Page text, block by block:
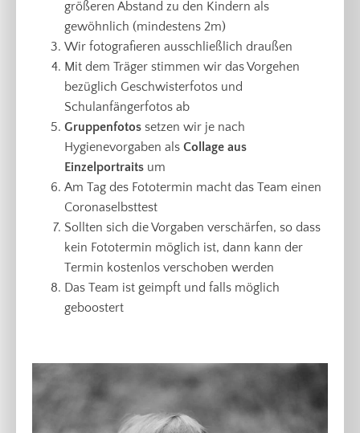
größeren Abstand zu den Kindern als
gewöhnlich (mindestens 2m)
Wir fotografieren ausschließlich draußen
Mit dem Träger stimmen wir das Vorgehen
bezüglich Geschwisterfotos und
Schulanfängerfotos ab
Gruppenfotos setzen wir je nach
Hygienevorgaben als Collage aus
Einzelportraits um
Am Tag des Fototermin macht das Team einen
Coronaselbsttest
Sollten sich die Vorgaben verschärfen, so dass
kein Fototermin möglich ist, dann kann der
Termin kostenlos verschoben werden
Das Team ist geimpft und falls möglich
geboostert